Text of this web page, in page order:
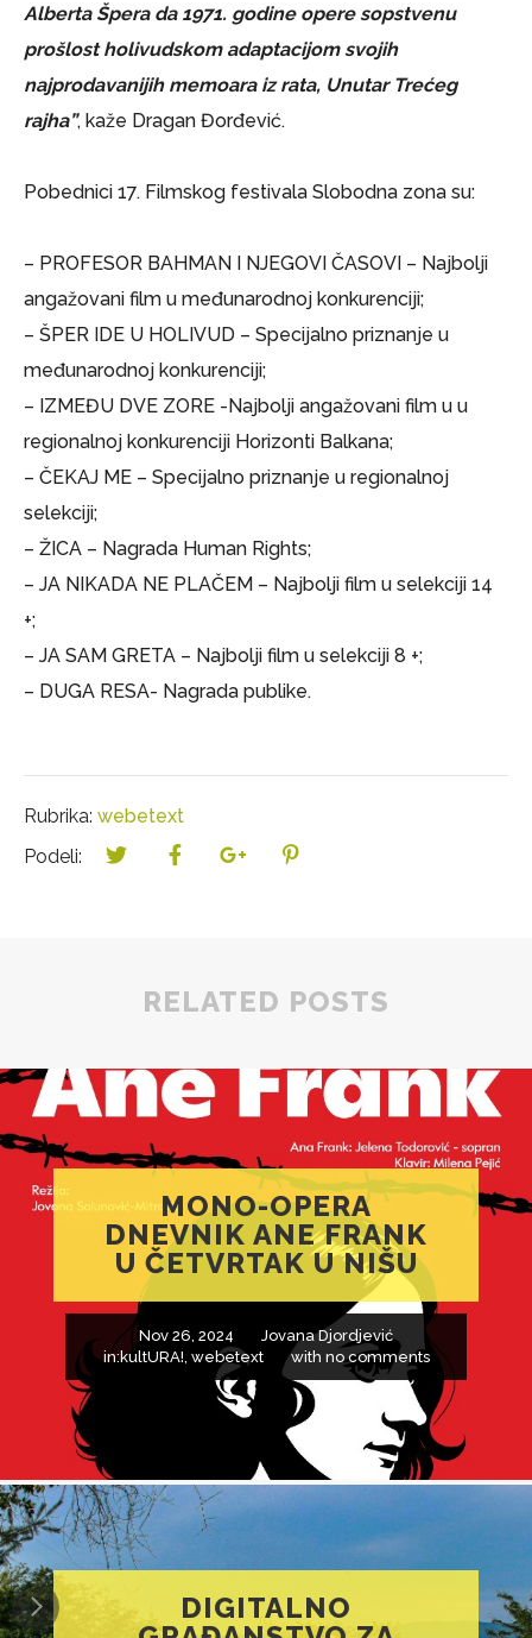
Alberta Špera da 1971. godine opere sopstvenu
prošlost holivudskom adaptacijom svojih
najprodavanijih memoara iz rata, Unutar Trećeg
rajha”, kaže Dragan Đorđević.
Pobednici 17. Filmskog festivala Slobodna zona su:
– PROFESOR BAHMAN I NJEGOVI ČASOVI – Najbolji
angažovani film u međunarodnoj konkurenciji;
– ŠPER IDE U HOLIVUD – Specijalno priznanje u
međunarodnoj konkurenciji;
– IZMEĐU DVE ZORE -Najbolji angažovani film u u
regionalnoj konkurenciji Horizonti Balkana;
– ČEKAJ ME – Specijalno priznanje u regionalnoj
selekciji;
– ŽICA – Nagrada Human Rights;
– JA NIKADA NE PLAČEM – Najbolji film u selekciji 14
+;
– JA SAM GRETA – Najbolji film u selekciji 8 +;
– DUGA RESA- Nagrada publike.
Rubrika: webetext
Podeli:
RELATED POSTS
MONO-OPERA
DNEVNIK ANE FRANK
U ČETVRTAK U NIŠU
Nov 26, 2024
Jovana Djordjević
in:kultURA! webetext with no comments
DIGITALNO